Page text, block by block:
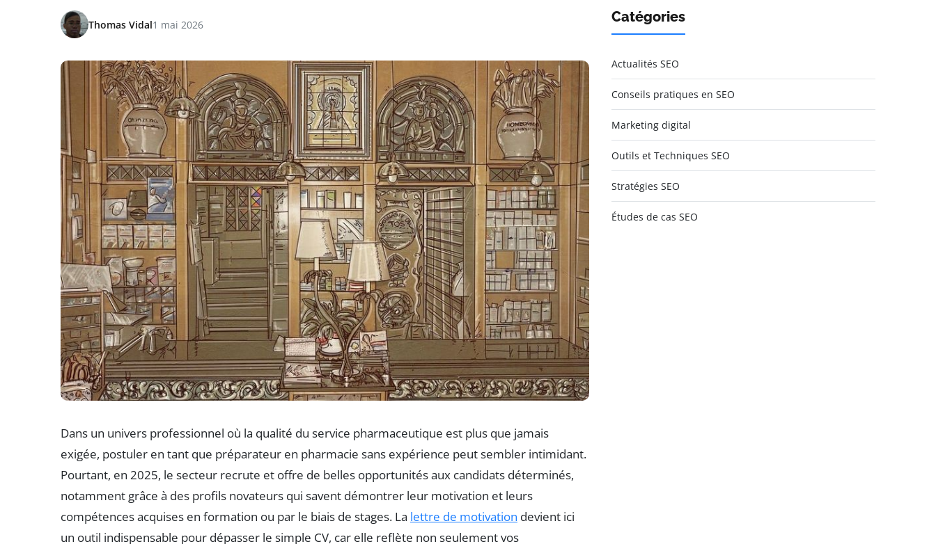
Thomas Vidal1 mai 2026
Dans un univers professionnel où la qualité du service pharmaceutique est plus que jamais
exigée, postuler en tant que préparateur en pharmacie sans expérience peut sembler intimidant.
Pourtant, en 2025, le secteur recrute et offre de belles opportunités aux candidats déterminés,
notamment grâce à des profils novateurs qui savent démontrer leur motivation et leurs
compétences acquises en formation ou par le biais de stages. La lettre de motivation devient ici
un outil indispensable pour dépasser le simple CV, car elle reflète non seulement vos
Catégories
Actualités SEO
Conseils pratiques en SEO
Marketing digital
Outils et Techniques SEO
Stratégies SEO
Études de cas SEO